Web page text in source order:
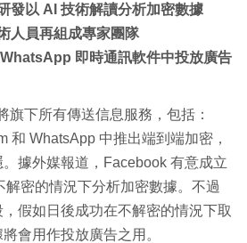
發以 AI 技術解讀分析加密數據
人員再組成專家團隊
即時通訊軟件中投放廣告
旗下所有傳送信息服務，包括：
和 WhatsApp 中推出端到端加密，
據外媒報道，Facebook 有意成立
解密的情況下分析加密數據。不過
假如日後成功在不解密的情況下取
會用作投放廣告之用。